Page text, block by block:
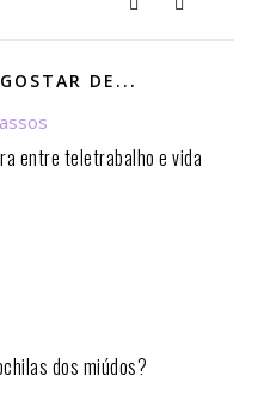
DE...
entre teletrabalho e vida
dos miúdos?